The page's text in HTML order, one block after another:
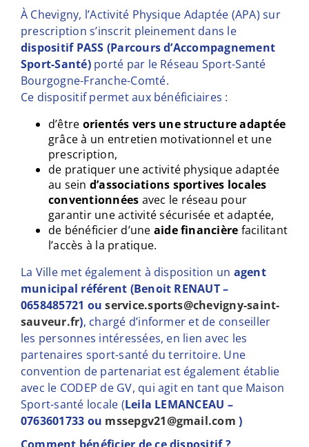
À Chevigny, l’Activité Physique Adaptée (APA) sur
prescription s’inscrit pleinement dans le
dispositif PASS (Parcours d’Accompagnement
Sport-Santé)porté par le Réseau Sport-Santé
Bourgogne-Franche-Comté.
Ce dispositif permet aux bénéficiaires :
d’être orientés vers une structure adaptée
grâce à un entretien motivationnel et une
prescription,
de pratiquer une activité physique adaptée
au sein d’associations sportives locales
conventionnées avec le réseau pour
garantir une activité sécurisée et adaptée,
de bénéficier d’une aide financière facilitant
l’accès à la pratique.
La Ville met également à disposition un agent
municipal référent (Benoit RENAUT –
0658485721 ouservice.sports@chevigny-saint-
sauveur.fr), chargé d’informer et de conseiller
les personnes intéressées, en lien avec les
partenaires sport-santé du territoire. Une
convention de partenariat est également établie
avec le CODEP de GV, qui agit en tant que Maison
Sport-santé locale (Leila LEMANCEAU –
0763601733 ou mssepgv21@gmail.com )